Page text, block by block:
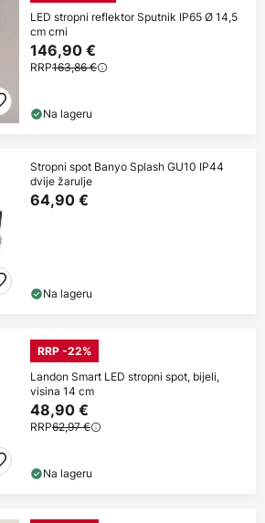
LED stropni reflektor Sputnik IP65 Ø 14,5
cm crni
146,90 €
RRP163,86 €
Na lageru
Stropni spot Banyo Splash GU10 IP44
dvije žarulje
64,90 €
Na lageru
RRP -22%
Landon Smart LED stropni spot, bijeli,
visina 14 cm
48,90 €
RRP62,97 €
Na lageru